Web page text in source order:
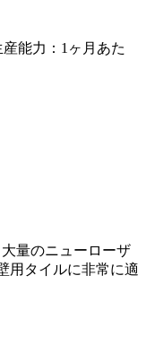
能力：1ヶ月あた
量のニューローザ
用タイルに非常に適